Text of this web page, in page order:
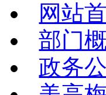
网站
部门
政务